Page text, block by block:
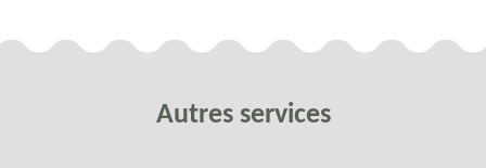
Autres services